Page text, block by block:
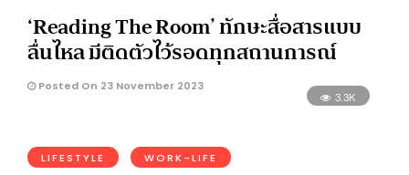
‘Reading The Room’ ทักษะสื่อสารแบบ
ลื่นไหล มีติดตัวไว้รอดทุกสถานการณ์
Posted On 23 November 2023
3.3K
LIFESTYLE WORK-LIFE